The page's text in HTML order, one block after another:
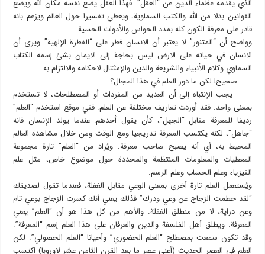
الذي يقدمه عظماء الدين عن “العقل”. فهذا العقل يضع نفسه مكان الله ويضع
القوانين بدلا من الله والكتب السماوية، ويعطي تفسيرا حول العالم ويزعم بانه
قادر على معرفة الكون كله بمدد الحواس والأدوات الحسية.
وواضح أن “المتنور” لا يعتبر أن الانسان فطر على “الفطرة الإلهية” ويرى أن
الانسان في حياته على الارض ليس بحاجة إلى الايمان بشئ إسمه الكتاب
السماوي وكلام الأنبياء والشريعة والدين والإمثتال لاحكامه والالتزام به.
– صحيح! لكن ما دور العلم في هذا المجال؟
– يجب الإنتباه إلى أن العديد من المفردات أو المصطلحات، لا تستخدم
بمعنى واحد. فقد أوردت تعاريف مختلفة عن العلم. ففي موقع استخدم “العلم”
رديفا للمعرفة مقابل “الجهل”، كأن يقول أحدهم: عندما يولد الإنسان فانه
“جاهل”، لكنه يكتسب المعرفة تدريجيا ومع الوقت ومن خلال مشاهدة العالم
المحيط به، أي أنه يصبح صاحب معرفة. ويُراد من “العلم” تارة مجموعة
المعطيات والمعلومات المنتظمة والمحددة حول موضوع خاص، مثل علم
الفيزياء وعلم الحساب وعلم الرسم.
ويُستعمل العلم تارة أخرى بمعنى الوعي مقابل الغفلة، فعندما تقول لصديقك
“لقد حطمت الزجاج عن وعي ودرك” فذلك يعني أنك كسرت الزجاج بوعي تام
وعن دراية، لا من منطلق الغفلة. والأهم من كل هذا هو أن “العلم” يعني
المعرفة. ويطلق أهل الفلسفة والدين والعرفان على هذا العلم إسم “المعرفة”.
وقد تكون سمعت بمصطلح “العلم الحضوري” وأحيانا “العلم الحصولي”. لكن
العلم في العصر الحديث (أعني عصر ما بعد القرن الثامن عشر لاوروبا) اكتسب